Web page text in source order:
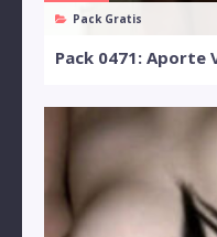
Pack Gratis
Pack 0471: Aporte